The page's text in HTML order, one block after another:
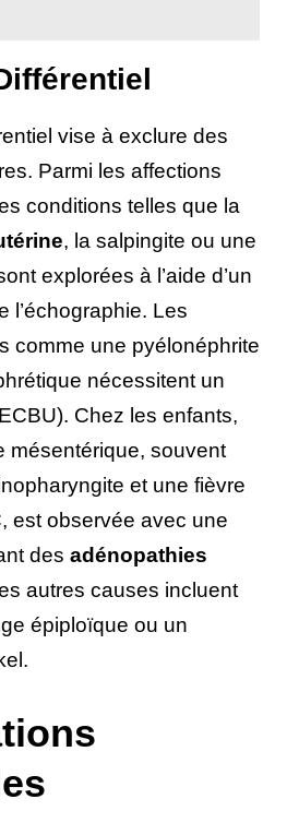
vise à exclure des
Parmi les affections
conditions telles que la
, la salpingite ou une
explorées à l’aide d’un
l’échographie. Les
comme une pyélonéphrite
nécessitent un
Chez les enfants,
mésentérique, souvent
et une fièvre
est observée avec une
des adénopathies
autres causes incluent
épiploïque ou un